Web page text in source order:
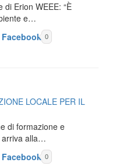
Erion WEEE: “È
e…
0
LOCALE PER IL
di formazione e
arriva alla…
0